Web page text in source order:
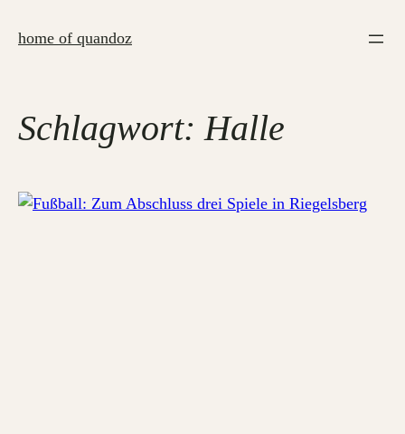
Inhalthome of quandoz
Schlagwort:Halle